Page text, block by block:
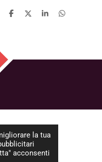
la tua
acconsenti
C
i
C
i
C
i
C
i